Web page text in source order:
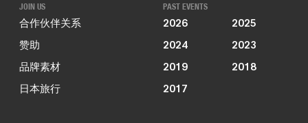
JOIN US
合作伙伴关系
赞助
品牌素材
日本旅行
PAST EVENTS
2026
2025
2024
2023
2019
2018
2017